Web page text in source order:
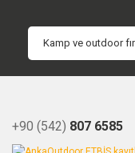
+90 (542) 807 6585